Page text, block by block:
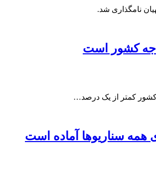
نامگذاری شد.
کشور است
کشور کمتر از یک درصد…
همه سناریوها آماده است